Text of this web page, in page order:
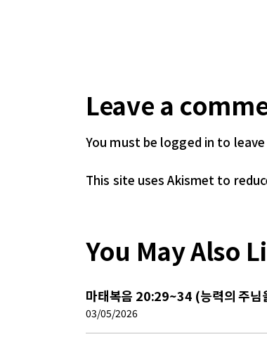
Leave a
You must be logged in to
This site uses Akismet to
You May Also
마태복음 20:29~34 (능력의 주님
03/05/2026